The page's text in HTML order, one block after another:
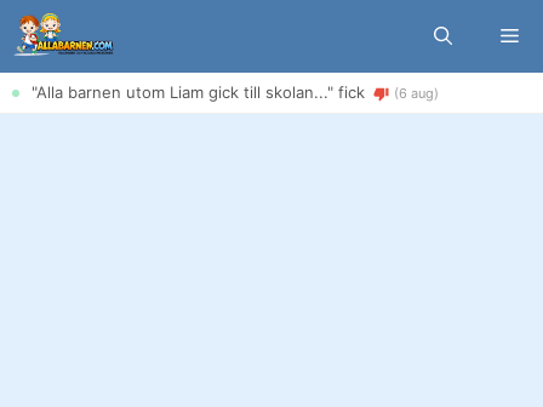
Hoppa
till
innehåll
"Alla barnen utom Liam gick till skolan..." fick (6 aug)